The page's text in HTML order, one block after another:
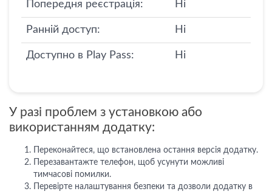
Попередня реєстрація: Ні
Ранній доступ: Ні
Доступно в Play Pass: Ні
У разі проблем з установкою або
використанням додатку:
Переконайтеся, що встановлена остання версія додатку.
Перезавантажте телефон, щоб усунути можливі
тимчасові помилки.
Перевірте налаштування безпеки та дозволи додатку в